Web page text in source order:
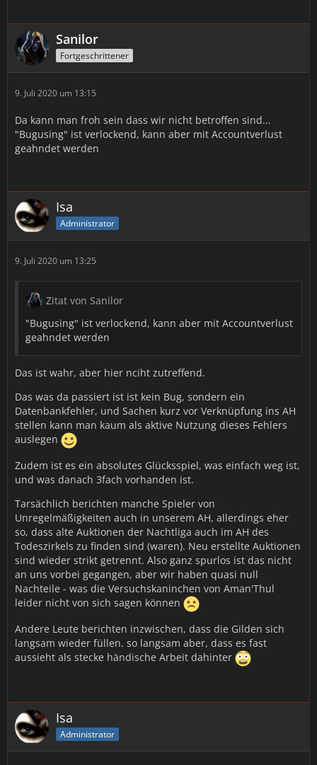
Sanilor
Fortgeschrittener
9. Juli 2020 um 13:15
Da kann man froh sein dass wir nicht betroffen sind...
"Bugusing" ist verlockend, kann aber mit Accountverlust
geahndet werden
Isa
Administrator
9. Juli 2020 um 13:25
Zitat von Sanilor
"Bugusing" ist verlockend, kann aber mit Accountverlust
geahndet werden
Das ist wahr, aber hier nciht zutreffend.
Das was da passiert ist ist kein Bug, sondern ein
Datenbankfehler, und Sachen kurz vor Verknüpfung ins AH
stellen kann man kaum als aktive Nutzung dieses Fehlers
auslegen
Zudem ist es ein absolutes Glücksspiel, was einfach weg ist,
und was danach 3fach vorhanden ist.
Tarsächlich berichten manche Spieler von
Unregelmäßigkeiten auch in unserem AH, allerdings eher
so, dass alte Auktionen der Nachtliga auch im AH des
Todeszirkels zu finden sind (waren). Neu erstellte Auktionen
sind wieder strikt getrennt. Also ganz spurlos ist das nicht
an uns vorbei gegangen, aber wir haben quasi null
Nachteile - was die Versuchskaninchen von Aman'Thul
leider nicht von sich sagen können
Andere Leute berichten inzwischen, dass die Gilden sich
langsam wieder füllen. so langsam aber, dass es fast
aussieht als stecke händische Arbeit dahinter
Isa
Administrator